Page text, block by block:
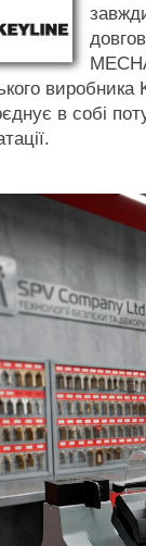
в собі